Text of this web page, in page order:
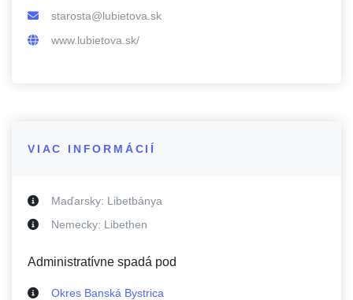
starosta@lubietova.sk
www.lubietova.sk/
VIAC INFORMÁCIÍ
Maďarsky: Libetbánya
Nemecky: Libethen
Administratívne spadá pod
Okres Banská Bystrica